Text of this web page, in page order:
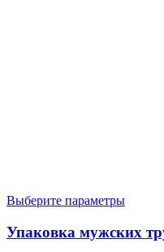
Выберите параметры
Упаковка мужских